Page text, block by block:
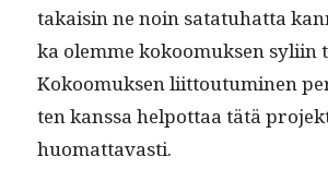
takaisin ne noin satatuhat­ta
ka olemme kokoomuk­sen syli­in
Kokoomuk­sen liit­tou­tu­mi­nen
ten kanssa helpot­taa tätä
huomattavasti.